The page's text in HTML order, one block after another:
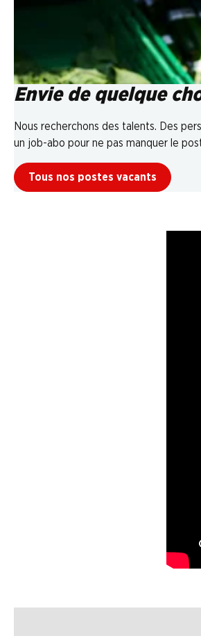
Envie de quelque
Nous recherchons des talents. Des
un job-abo pour ne pas manquer le
Tous nos postes vacants